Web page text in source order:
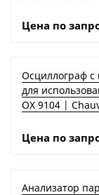
Цена по
Осциллограф
для
OX 9104 |
Цена по
Анализатор